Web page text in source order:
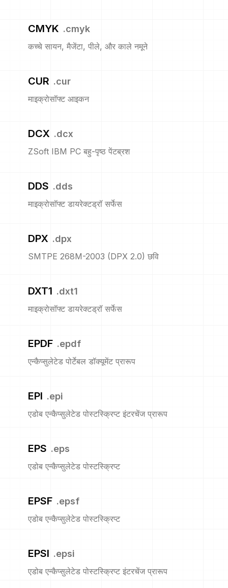
CMYK .cmyk
कच्चे सायन, मैजेंटा, पीले, और काले नमूने
CUR .cur
माइक्रोसॉफ्ट आइकन
DCX .dcx
ZSoft IBM PC बहु-पृष्ठ पेंटब्रश
DDS .dds
माइक्रोसॉफ्ट डायरेक्टड्रॉ सर्फेस
DPX .dpx
SMTPE 268M-2003 (DPX 2.0) छवि
DXT1 .dxt1
माइक्रोसॉफ्ट डायरेक्टड्रॉ सर्फेस
EPDF .epdf
एन्कैप्सुलेटेड पोर्टेबल डॉक्यूमेंट प्रारूप
EPI .epi
एडोब एन्कैप्सुलेटेड पोस्टस्क्रिप्ट इंटरचेंज प्रारूप
EPS .eps
एडोब एन्कैप्सुलेटेड पोस्टस्क्रिप्ट
EPSF .epsf
एडोब एन्कैप्सुलेटेड पोस्टस्क्रिप्ट
EPSI .epsi
एडोब एन्कैप्सुलेटेड पोस्टस्क्रिप्ट इंटरचेंज प्रारूप